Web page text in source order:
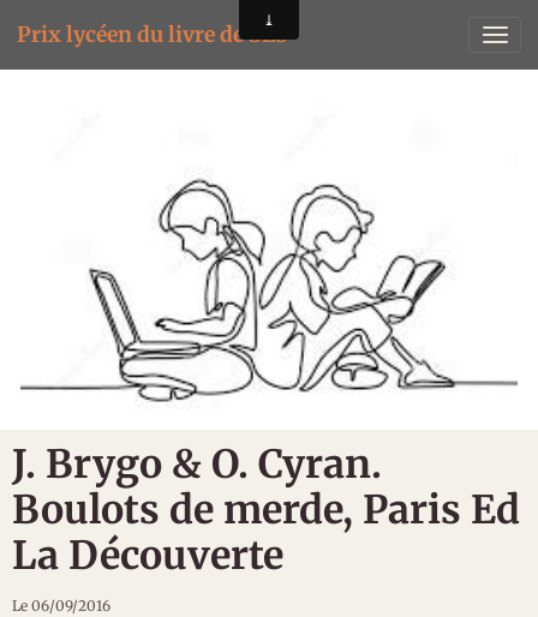
Prix lycéen du livre de SES
J. Brygo & O. Cyran.
Boulots de merde, Paris Ed
La Découverte
Le 06/09/2016